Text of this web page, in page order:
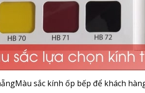
sắc kính ốp bếp để khách